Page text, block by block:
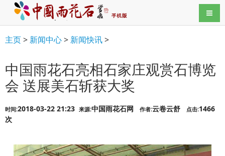
导航
主页> 新闻中心> 新闻快讯>
中国雨花石亮相石家庄观赏石博览
会 送展美石斩获大奖
时间:2018-03-22 21:23 来源:中国雨花石网 作者:云卷云舒 点击:1466
次